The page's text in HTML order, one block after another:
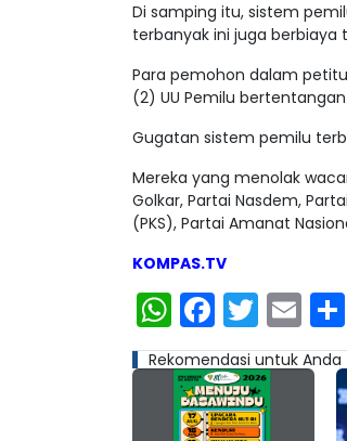
Di samping itu, sistem
terbanyak ini juga berbiaya
Para pemohon dalam
(2) UU Pemilu
Gugatan sistem pemilu
Mereka yang menolak
Golkar, Partai Nasdem,
(PKS), Partai Amanat
KOMPAS.TV
WhatsApp
Twitter
Rekomendasi untuk Anda